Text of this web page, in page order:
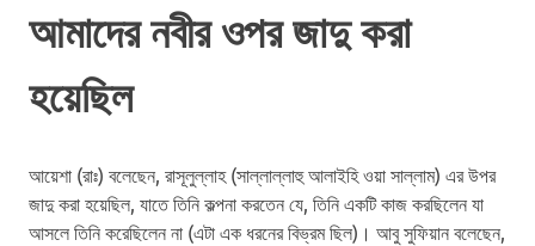
আমাদের নবীর ওপর জাদু করা
হয়েছিল
আয়েশা (রাঃ) বলেছেন, রাসূলুল্লাহ (সাল্লাল্লাহু আলাইহি ওয়া সাল্লাম) এর উপর
জাদু করা হয়েছিল, যাতে তিনি কল্পনা করতেন যে, তিনি একটি কাজ করছিলেন যা
আসলে তিনি করেছিলেন না (এটা এক ধরনের বিভ্রম ছিল)। আবু সুফিয়ান বলেছেন,